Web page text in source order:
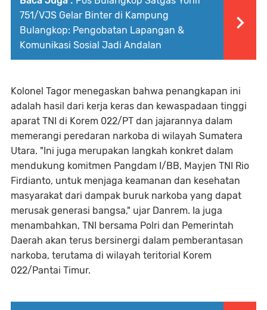
751/VJS Gelar Binter di Kampung
Bulangkop: Pengobatan Lapangan &
Komunikasi Sosial Jadi Andalan
Kolonel Tagor menegaskan bahwa penangkapan ini
adalah hasil dari kerja keras dan kewaspadaan tinggi
aparat TNI di Korem 022/PT dan jajarannya dalam
memerangi peredaran narkoba di wilayah Sumatera
Utara. "Ini juga merupakan langkah konkret dalam
mendukung komitmen Pangdam I/BB, Mayjen TNI Rio
Firdianto, untuk menjaga keamanan dan kesehatan
masyarakat dari dampak buruk narkoba yang dapat
merusak generasi bangsa," ujar Danrem. Ia juga
menambahkan, TNI bersama Polri dan Pemerintah
Daerah akan terus bersinergi dalam pemberantasan
narkoba, terutama di wilayah teritorial Korem
022/Pantai Timur.